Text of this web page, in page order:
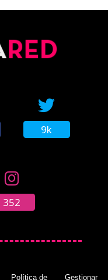
9k
352
Política de
Gestionar